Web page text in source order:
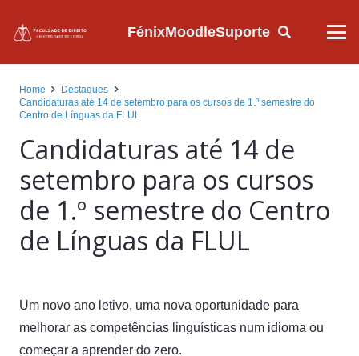
FénixMoodleSuporte
Home
Destaques
Candidaturas até 14 de setembro para os cursos de 1.º semestre do
Centro de Línguas da FLUL
Candidaturas até 14 de
setembro para os cursos
de 1.º semestre do Centro
de Línguas da FLUL
Um novo ano letivo, uma nova oportunidade para
melhorar as competências linguísticas num idioma ou
começar a aprender do zero.